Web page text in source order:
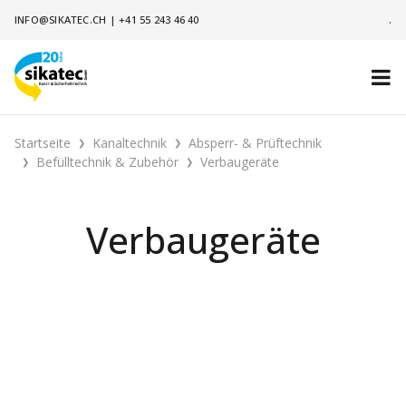
INFO@SIKATEC.CH |+41 55 243 46 40 .
Startseite Kanaltechnik
Absperr- & Prüftechnik
Befülltechnik & Zubehör
Verbaugeräte
Verbaugeräte